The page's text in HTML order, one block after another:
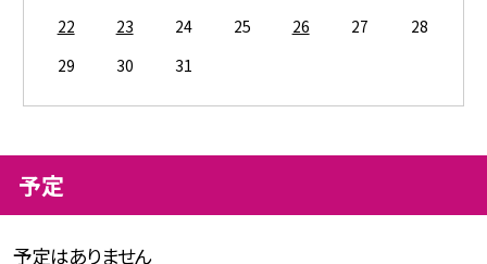
22
23 24 25 26 27
28
29
30 31
予定
予定はありません